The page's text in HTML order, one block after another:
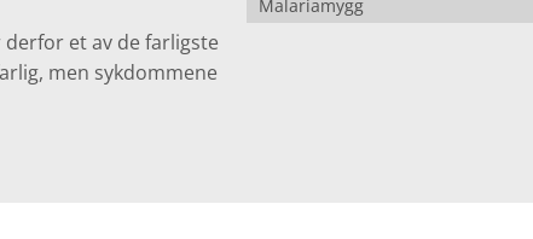
et av de farligste
men sykdommene
Malariamygg